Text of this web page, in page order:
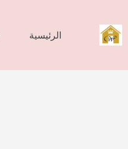
المحتوى
الرئيسية